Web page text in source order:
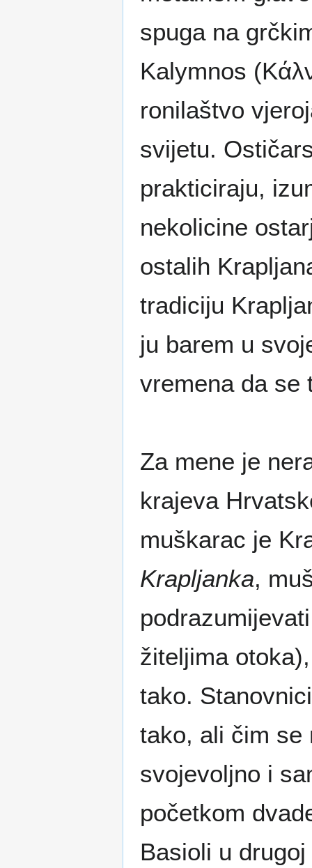
spuga na
Kalymnos
ronilaštvo
svijetu.
prakticiraju,
nekolicine
ostalih
tradiciju
ju barem u
vremena da se
Za mene je
krajeva
muškarac je
Krapljanka,
žiteljima
tako.
tako, ali čim se
svojevoljno i
početkom
Basioli u